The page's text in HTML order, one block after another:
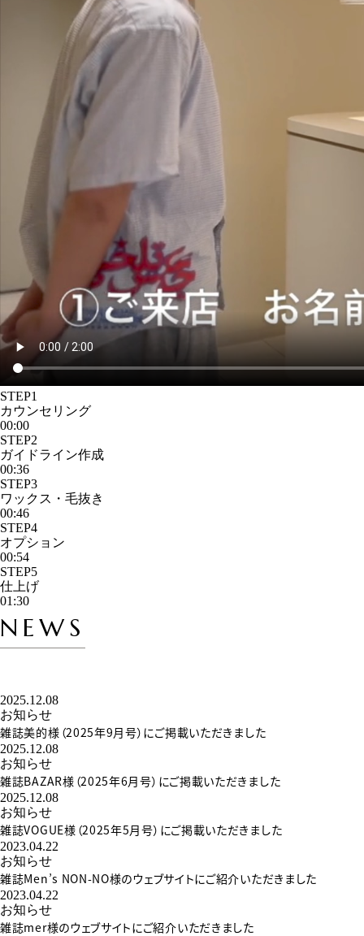
STEP1
カウンセリング
00:00
STEP2
ガイドライン作成
00:36
STEP3
ワックス・毛抜き
00:46
STEP4
オプション
00:54
STEP5
仕上げ
01:30
NEWS
2025.12.08
お知らせ
雑誌美的様（2025年9月号）にご掲載いただきました
2025.12.08
お知らせ
雑誌BAZAR様（2025年6月号）にご掲載いただきました
2025.12.08
お知らせ
雑誌VOGUE様（2025年5月号）にご掲載いただきました
2023.04.22
お知らせ
雑誌Men’s NON-NO様のウェブサイトにご紹介いただきました
2023.04.22
お知らせ
雑誌mer様のウェブサイトにご紹介いただきました